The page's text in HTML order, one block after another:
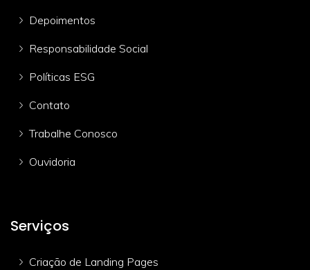
Depoimentos
Responsabilidade Social
Políticas ESG
Contato
Trabalhe Conosco
Ouvidoria
Serviços
Criação de Landing Pages